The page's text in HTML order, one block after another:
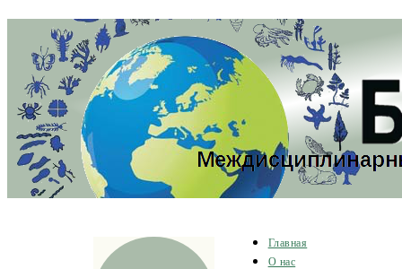
Главная
О нас